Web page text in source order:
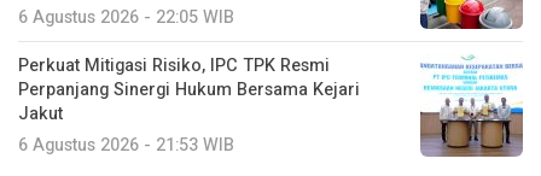
6 Agustus 2026 - 22:05 WIB
Perkuat Mitigasi Risiko, IPC TPK Resmi
Perpanjang Sinergi Hukum Bersama Kejari
Jakut
6 Agustus 2026 - 21:53 WIB